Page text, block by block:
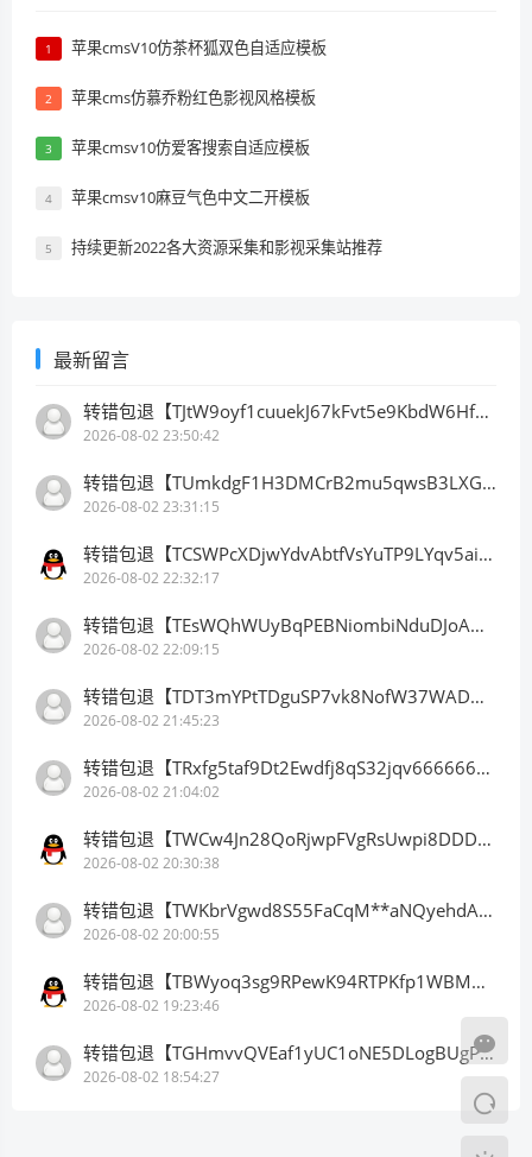
1 苹果cmsV10仿茶杯狐双色自适应模板
2 苹果cms仿慕乔粉红色影视风格模板
3 苹果cmsv10仿爱客搜索自适应模板
4 苹果cmsv10麻豆气色中文二开模板
5 持续更新2022各大资源采集和影视采集站推荐
最新留言
转错包退【TJtW9oyf1cuuekJ67kFvt5e9KbdW6HfDB3】客服TeleGram:【@TrxEm】
2026-08-02 23:50:42
转错包退【TUmkdgF1H3DMCrB2mu5qwsB3LXGbkLBhn9】客服TeleGram:【@TrxEm】
2026-08-02 23:31:15
转错包退【TCSWPcXDjwYdvAbtfVsYuTP9LYqv5ainhr】客服TeleGram:【@TrxEm】
2026-08-02 22:32:17
转错包退【TEsWQhWUyBqPEBNiombiNduDJoAHLyyqAx】客服TeleGram:【@TrxEm】
2026-08-02 22:09:15
转错包退【TDT3mYPtTDguSP7vk8NofW37WADwQXejY2】客服TeleGram:【@TrxEm】
2026-08-02 21:45:23
转错包退【TRxfg5taf9Dt2Ewdfj8qS32jqv66666666】客服TeleGram:【@TrxEm】
2026-08-02 21:04:02
转错包退【TWCw4Jn28QoRjwpFVgRsUwpi8DDDDDDDDD】客服TeleGram:【@TrxEm】
2026-08-02 20:30:38
转错包退【TWKbrVgwd8S55FaCqM**aNQyehdAnhCSV2】客服TeleGram:【@TrxEm】
2026-08-02 20:00:55
转错包退【TBWyoq3sg9RPewK94RTPKfp1WBMMZEt1ge】客服TeleGram:【@TrxEm】
2026-08-02 19:23:46
转错包退【TGHmvvQVEaf1yUC1oNE5DLogBUgPu5UzZ3】客服TeleGram:【@TrxEm】
2026-08-02 18:54:27